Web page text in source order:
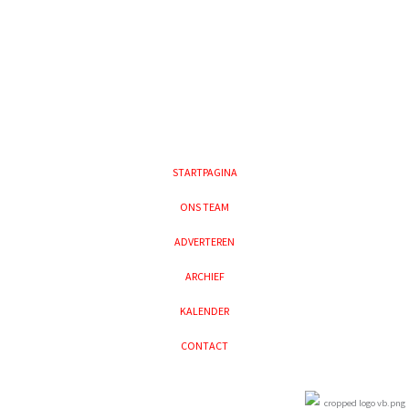
STARTPAGINA
ONS TEAM
ADVERTEREN
ARCHIEF
KALENDER
CONTACT